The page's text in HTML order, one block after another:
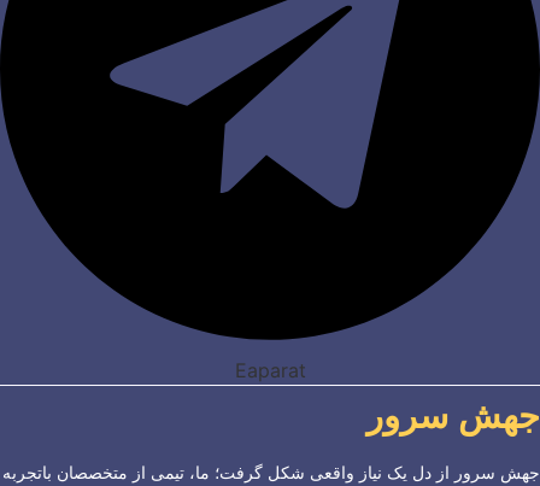
Eaparat
جهش سرور
جهش سرور از دل یک نیاز واقعی شکل گرفت؛ ما، تیمی از متخصصان باتجربه